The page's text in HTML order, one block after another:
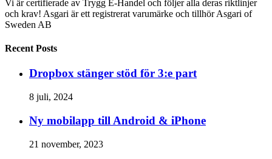
Vi är certifierade av Trygg E-Handel och följer alla deras riktlinjer
och krav! Asgari är ett registrerat varumärke och tillhör Asgari of
Sweden AB
Recent Posts
Dropbox stänger stöd för 3:e part
8 juli, 2024
Ny mobilapp till Android & iPhone
21 november, 2023